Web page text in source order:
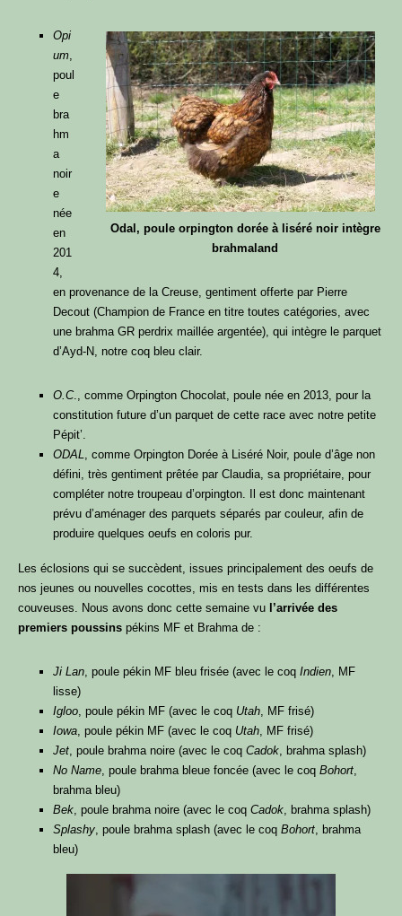
Odal, poule orpington dorée à liséré noir intègre
brahmaland
Opi
um,
poul
e
bra
hm
a
noir
e
née
en
201
4,
en provenance de la Creuse, gentiment offerte par Pierre
Decout (Champion de France en titre toutes catégories, avec
une brahma GR perdrix maillée argentée), qui intègre le parquet
d’Ayd-N, notre coq bleu clair.
O.C., comme Orpington Chocolat, poule née en 2013, pour la
constitution future d’un parquet de cette race avec notre petite
Pépit’.
ODAL, comme Orpington Dorée à Liséré Noir, poule d’âge non
défini, très gentiment prêtée par Claudia, sa propriétaire, pour
compléter notre troupeau d’orpington. Il est donc maintenant
prévu d’aménager des parquets séparés par couleur, afin de
produire quelques oeufs en coloris pur.
Les éclosions qui se succèdent, issues principalement des oeufs de
nos jeunes ou nouvelles cocottes, mis en tests dans les différentes
couveuses. Nous avons donc cette semaine vu l’arrivée des
premiers poussins pékins MF et Brahma de :
Ji Lan , poule pékin MF bleu frisée (avec le coq Indien , MF
lisse)
Igloo , poule pékin MF (avec le coq Utah , MF frisé)
Iowa , poule pékin MF (avec le coq Utah , MF frisé)
Jet , poule brahma noire (avec le coq Cadok , brahma splash)
No Name , poule brahma bleue foncée (avec le coq Bohort
brahma bleu)
Bek , poule brahma noire (avec le coq Cadok , brahma splash)
Splashy , poule brahma splash (avec le coq Bohort , brahma
bleu)